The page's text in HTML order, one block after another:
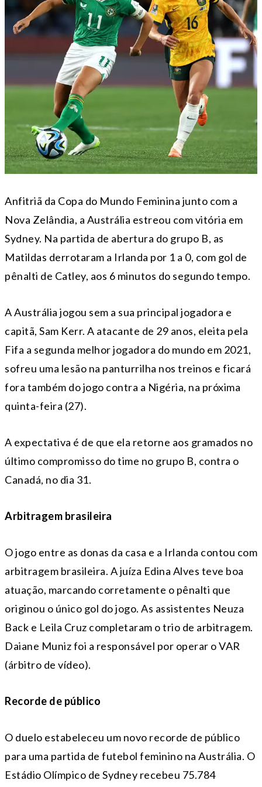
Anfitriã da Copa do Mundo Feminina junto com a
Nova Zelândia, a Austrália estreou com vitória em
Sydney. Na partida de abertura do grupo B, as
Matildas derrotaram a Irlanda por 1 a 0, com gol de
pênalti de Catley, aos 6 minutos do segundo tempo.
A Austrália jogou sem a sua principal jogadora e
capitã, Sam Kerr. A atacante de 29 anos, eleita pela
Fifa a segunda melhor jogadora do mundo em 2021,
sofreu uma lesão na panturrilha nos treinos e ficará
fora também do jogo contra a Nigéria, na próxima
quinta-feira (27).
A expectativa é de que ela retorne aos gramados no
último compromisso do time no grupo B, contra o
Canadá, no dia 31.
Arbitragem brasileira
O jogo entre as donas da casa e a Irlanda contou com
arbitragem brasileira. A juíza Edina Alves teve boa
atuação, marcando corretamente o pênalti que
originou o único gol do jogo. As assistentes Neuza
Back e Leila Cruz completaram o trio de arbitragem.
Daiane Muniz foi a responsável por operar o VAR
(árbitro de vídeo).
Recorde de público
O duelo estabeleceu um novo recorde de público
para uma partida de futebol feminino na Austrália. O
Estádio Olímpico de Sydney recebeu 75.784